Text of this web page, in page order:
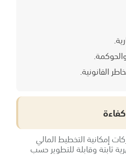
القانونية.
إمكانية التخطيط المالي
ثابتة وقابلة للتطوير حسب